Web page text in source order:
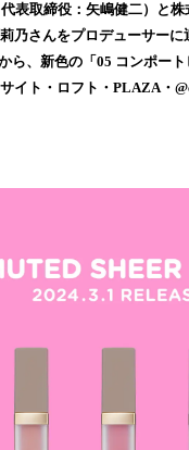
！
数
を
読
取締役：矢嶋健二）と株
乃さんをプロデューサーに
ら、新色の「05 コンポー
イト・ロフト・PLAZA・